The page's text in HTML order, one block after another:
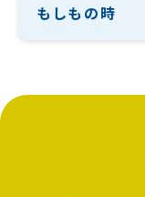
もしもの時